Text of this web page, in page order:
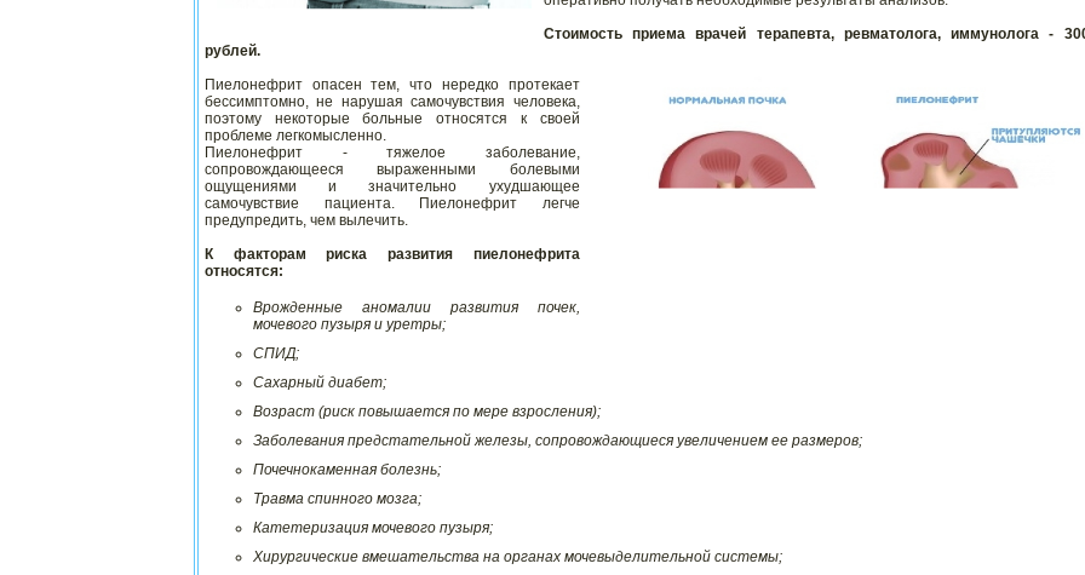
Стоимость приема врачей терапевта, ревматолога, иммунолога -
рублей.
Пиелонефрит опасен тем, что нередко протекает
бессимптомно, не нарушая самочувствия человека,
поэтому некоторые больные относятся к своей
проблеме легкомысленно.
Пиелонефрит - тяжелое заболевание,
сопровождающееся выраженными болевыми
ощущениями и значительно ухудшающее
самочувствие пациента. Пиелонефрит легче
предупредить, чем вылечить.
К факторам риска развития пиелонефрита
относятся:
Врожденные аномалии развития почек,
мочевого пузыря и уретры;
СПИД;
Сахарный диабет;
Возраст (риск повышается по мере взросления);
Заболевания предстательной железы, сопровождающиеся увеличением ее размеров;
Почечнокаменная болезнь;
Травма спинного мозга;
Катетеризация мочевого пузыря;
Хирургические вмешательства на органах мочевыделительной системы;